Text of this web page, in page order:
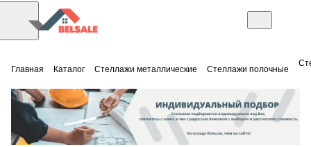
Главная Каталог Стеллажи металлические Стеллажи полочные